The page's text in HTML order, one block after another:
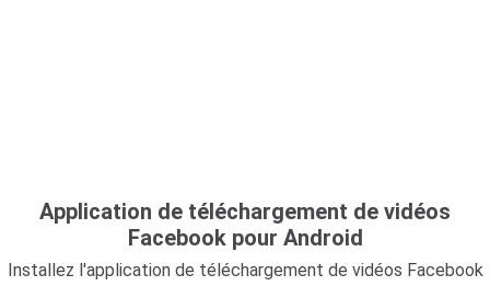
Application de téléchargement de vidéos
Facebook pour Android
Installez l'application de téléchargement de vidéos Facebook